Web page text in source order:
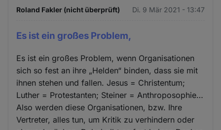
Roland Fakler (nicht überprüft) Di. 9 Mär 2021 - 13:47
Es ist ein großes Problem,
Es ist ein großes Problem, wenn Organisationen
sich so fest an ihre „Helden“ binden, dass sie mit
ihnen stehen und fallen. Jesus = Christentum;
Luther = Protestanten; Steiner = Anthroposophie…
Also werden diese Organisationen, bzw. Ihre
Vertreter, alles tun, um Kritik zu verhindern oder